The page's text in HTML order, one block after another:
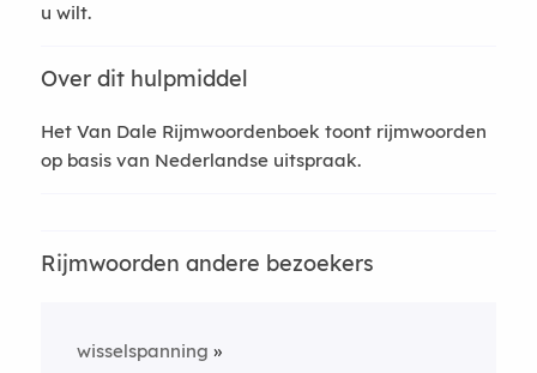
u wilt.
Over dit hulpmiddel
Het Van Dale Rijmwoordenboek toont rijmwoorden
op basis van Nederlandse uitspraak.
Rijmwoorden andere bezoekers
wisselspanning